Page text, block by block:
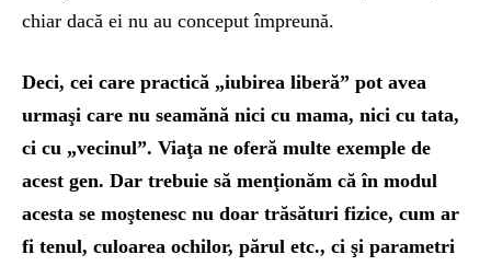
chiar dacă ei nu au conceput împreună.
Deci, cei care practică „iubirea liberă” pot avea
urmaşi care nu seamănă nici cu mama, nici cu tata,
ci cu „vecinul”. Viaţa ne oferă multe exemple de
acest gen. Dar trebuie să menţionăm că în modul
acesta se moştenesc nu doar trăsături fizice, cum ar
fi tenul, culoarea ochilor, părul etc., ci şi parametri